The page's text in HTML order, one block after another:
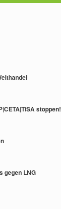
stoppen!
gegen LNG